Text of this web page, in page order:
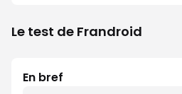
Le test de Frandroid
En bref